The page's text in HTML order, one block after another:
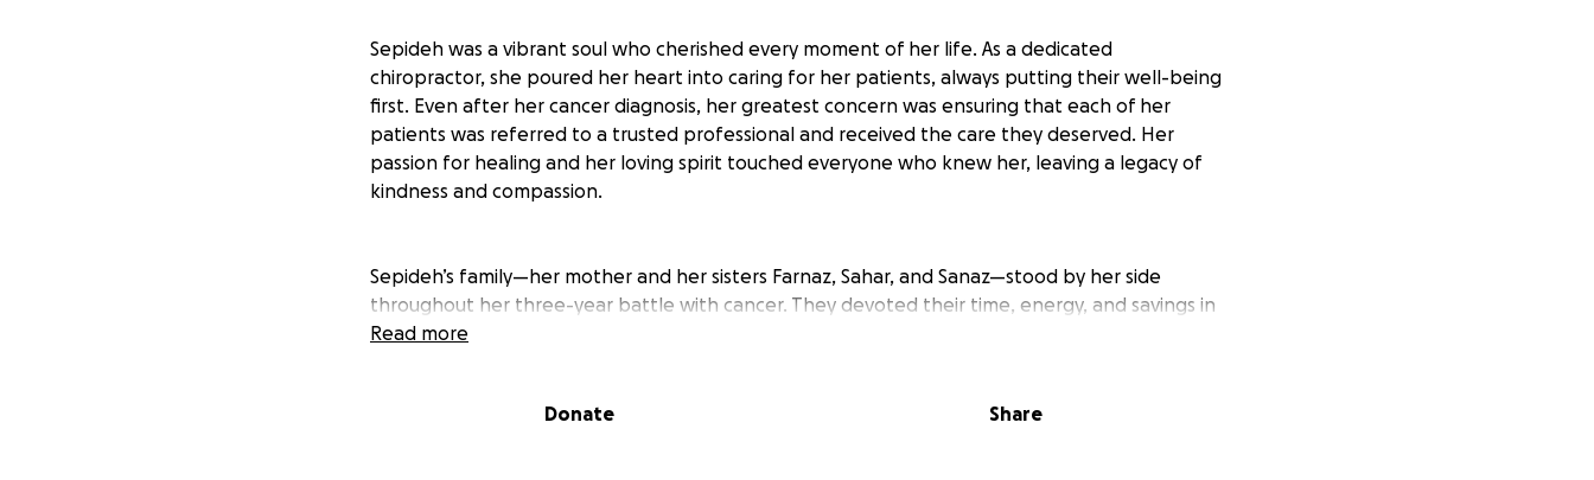
Sepideh was a vibrant soul who cherished every moment of her life. As a dedicated
chiropractor, she poured her heart into caring for her patients, always putting their well-being
first. Even after her cancer diagnosis, her greatest concern was ensuring that each of her
patients was referred to a trusted professional and received the care they deserved. Her
passion for healing and her loving spirit touched everyone who knew her, leaving a legacy of
kindness and compassion.
Sepideh’s family—her mother and her sisters Farnaz, Sahar, and Sanaz—stood by her side
throughout her three-year battle with cancer. They devoted their time, energy, and savings in
the hope of finding a cure, never wavering in their support. Now, as they grieve the loss of
place for Sepideh and honor her memory in a way that reflects her extraordinary life.
Read more
Donate Share